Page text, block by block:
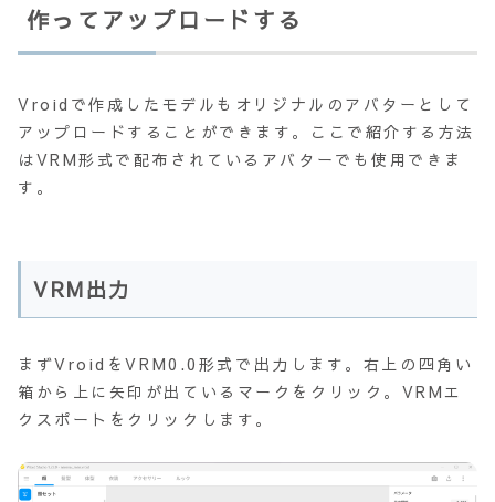
作ってアップロードする
Vroidで作成したモデルもオリジナルのアバターとして
アップロードすることができます。ここで紹介する方法
はVRM形式で配布されているアバターでも使用できま
す。
VRM出力
まずVroidをVRM0.0形式で出力します。右上の四角い
箱から上に矢印が出ているマークをクリック。VRMエ
クスポートをクリックします。